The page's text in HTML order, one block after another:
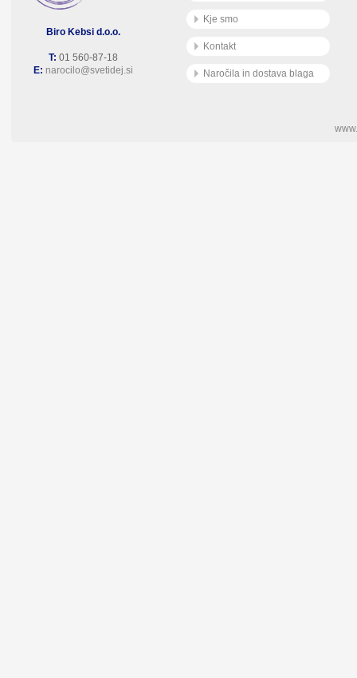
Biro Kebsi d.o.o.
T: 01 560-87-18
E: narocilo@svetidej.si
Kje smo
Kontakt
Naročila in dostava blaga